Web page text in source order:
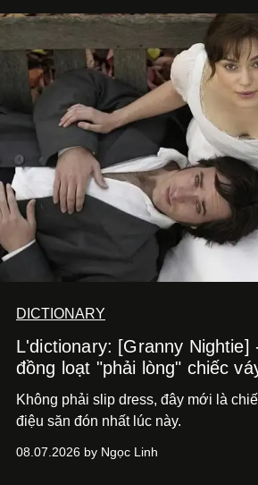
DICTIONARY
L'dictionary: [Granny Nightie]
đồng loạt "phải lòng" chiếc
Không phải slip dress, đây mới là
điệu săn đón nhất lúc này.
08.07.2026 by Ngọc Linh